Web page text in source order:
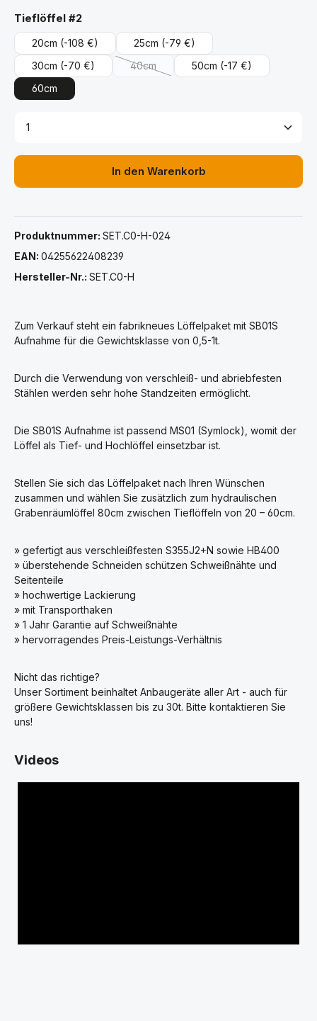
Tieflöffel #2auswählen
20cm (-108 €) 25cm (-79 €)
30cm (-70 €) 40cm
(Diese Option ist zurzeit nicht verfügbar.)
50cm (-17 €)
60cm
Produkt Anzahl: Gib den gewünschten Wert ein
In den Warenkorb
Produktnummer: SET.C0-H-024
EAN: 04255622408239
Hersteller-Nr.: SET.C0-H
Zum Verkauf steht ein fabrikneues Löffelpaket mit SB01S
Aufnahme für die Gewichtsklasse von 0,5-1t.
Durch die Verwendung von verschleiß- und abriebfesten
Stählen werden sehr hohe Standzeiten ermöglicht.
Die SB01S Aufnahme ist passend MS01 (Symlock), womit der
Löffel als Tief- und Hochlöffel einsetzbar ist.
Stellen Sie sich das Löffelpaket nach Ihren Wünschen
zusammen und wählen Sie zusätzlich zum hydraulischen
Grabenräumlöffel 80cm zwischen Tieflöffeln von 20 – 60cm.
» gefertigt aus verschleißfesten S355J2+N sowie HB400
» überstehende Schneiden schützen Schweißnähte und
Seitenteile
» hochwertige Lackierung
» mit Transporthaken
» 1 Jahr Garantie auf Schweißnähte
» hervorragendes Preis-Leistungs-Verhältnis
Nicht das richtige?
Unser Sortiment beinhaltet Anbaugeräte aller Art - auch für
größere Gewichtsklassen bis zu 30t. Bitte kontaktieren Sie
uns!
Videos